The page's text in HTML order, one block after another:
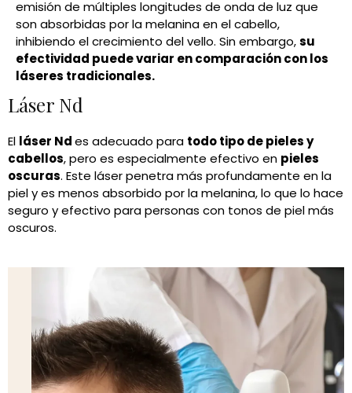
emisión de múltiples longitudes de onda de luz que
son absorbidas por la melanina en el cabello,
inhibiendo el crecimiento del vello. Sin embargo,su
efectividad puede variar en comparación con los
láseres tradicionales.
Láser Nd
El láser Ndes adecuado para todo tipo de pieles y
cabellos, pero es especialmente efectivo en pieles
oscuras. Este láser penetra más profundamente en la
piel y es menos absorbido por la melanina, lo que lo hace
seguro y efectivo para personas con tonos de piel más
oscuros.